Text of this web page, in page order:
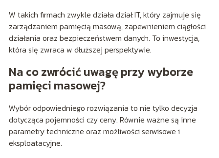
W takich firmach zwykle działa dział IT, który zajmuje się
zarządzaniem pamięcią masową, zapewnieniem ciągłości
działania oraz bezpieczeństwem danych. To inwestycja,
która się zwraca w dłuższej perspektywie.
Na co zwrócić uwagę przy wyborze
pamięci masowej?
Wybór odpowiedniego rozwiązania to nie tylko decyzja
dotycząca pojemności czy ceny. Równie ważne są inne
parametry techniczne oraz możliwości serwisowe i
eksploatacyjne.